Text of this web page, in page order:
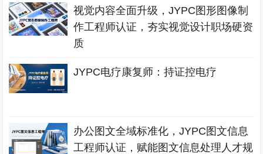
视觉内容全面升级，JYPC图形图像制
作工程师认证，夯实视觉设计职场硬资
质
JYPC电疗康复师：持证控电疗
办公图文全域标准化，JYPC图文信息
工程师认证，赋能图文信息处理人才规